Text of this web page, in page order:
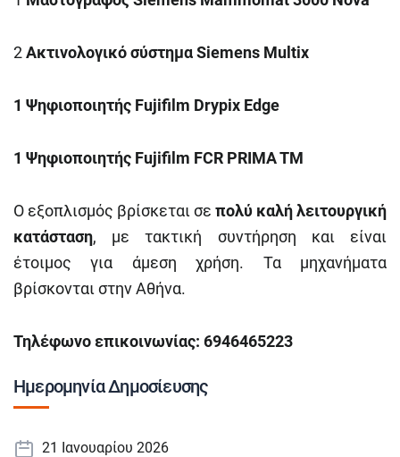
2Ακτινολογικόσύστημα Siemens Multix
1 Ψηφιοποιητής Fujifilm Drypix Edge
1 Ψηφιοποιητής Fujifilm FCR PRIMATM
Ο εξοπλισμός βρίσκεται σε πολύ καλή λειτουργική
κατάσταση, με τακτική συντήρηση και είναι
έτοιμος για άμεση χρήση. Τα μηχανήματα
βρίσκονται στην Αθήνα.
Τηλέφωνοεπικοινωνίας: 6946465223
Ημερομηνία Δημοσίευσης
21 Ιανουαρίου 2026